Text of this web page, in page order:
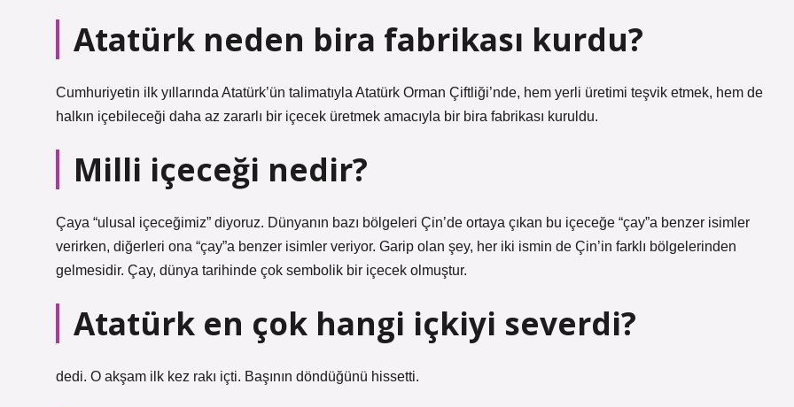
Atatürk neden bira fabrikası kurdu?
Cumhuriyetin ilk yıllarında Atatürk’ün talimatıyla Atatürk Orman Çiftliği’nde, hem yerli üretimi teşvik etmek, hem de
halkın içebileceği daha az zararlı bir içecek üretmek amacıyla bir bira fabrikası kuruldu.
Milli içeceği nedir?
Çaya “ulusal içeceğimiz” diyoruz. Dünyanın bazı bölgeleri Çin’de ortaya çıkan bu içeceğe “çay”a benzer isimler
verirken, diğerleri ona “çay”a benzer isimler veriyor. Garip olan şey, her iki ismin de Çin’in farklı bölgelerinden
gelmesidir. Çay, dünya tarihinde çok sembolik bir içecek olmuştur.
Atatürk en çok hangi içkiyi severdi?
dedi. O akşam ilk kez rakı içti. Başının döndüğünü hissetti.